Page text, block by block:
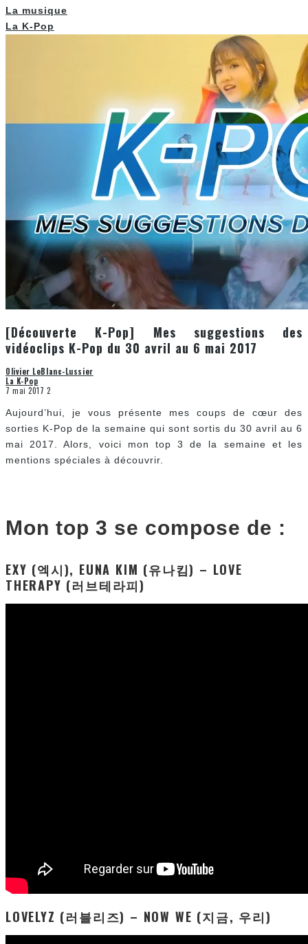
La musique
La K-Pop
[Découverte K-Pop] Mes suggestions des
vidéoclips K-Pop du 30 avril au 6 mai 2017
Olivier LeBlanc-Lussier
La K-Pop
7 mai 2017 2
Aujourd’hui, je vous présente mes coups de cœur des
sorties K-Pop de la semaine qui sont sortis du 30 avril au 6
mai 2017. Alors, voici mon top 3 de la semaine et les
mentions spéciales à découvrir.
Mon top 3 se compose de :
EXY (엑시), EUNA KIM (유나킴) – LOVE
THERAPY (러브테라피)
LOVELYZ (러블리즈) – NOW WE (지금, 우리)